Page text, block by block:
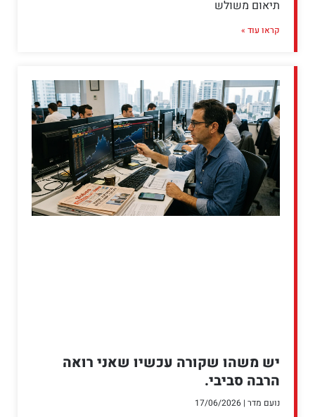
תיאום משולש
קראו עוד »
יש משהו שקורה עכשיו שאני רואה
הרבה סביבי.
נועם מדר